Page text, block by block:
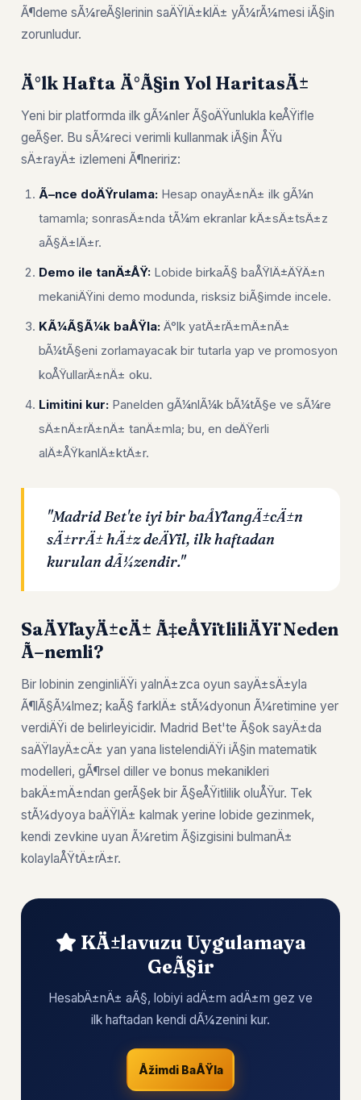
Ã¶deme sÃ¼reÃ§lerinin saÄŸlÄ±klÄ± yÃ¼rÃ¼mesi iÃ§in
zorunludur.
Ä°lk Hafta Ä°Ã§in Yol HaritasÄ±
Yeni bir platformda ilk gÃ¼nler Ã§oÄŸunlukla keÅŸifle
geÃ§er. Bu sÃ¼reci verimli kullanmak iÃ§in ÅŸu
sÄ±rayÄ± izlemeni Ã¶neririz:
Ã–nce doÄŸrulama: Hesap onayÄ±nÄ± ilk gÃ¼n
tamamla; sonrasÄ±nda tÃ¼m ekranlar kÄ±sÄ±tsÄ±z
aÃ§Ä±lÄ±r.
Demo ile tanÄ±ÅŸ: Lobide birkaÃ§ baÅŸlÄ±ÄŸÄ±n
mekaniÄŸini demo modunda, risksiz biÃ§imde incele.
KÃ¼Ã§Ã¼k baÅŸla: Ä°lk yatÄ±rÄ±mÄ±nÄ±
bÃ¼tÃ§eni zorlamayacak bir tutarla yap ve promosyon
koÅŸullarÄ±nÄ± oku.
Limitini kur: Panelden gÃ¼nlÃ¼k bÃ¼tÃ§e ve sÃ¼re
sÄ±nÄ±rÄ±nÄ± tanÄ±mla; bu, en deÄŸerli
alÄ±ÅŸkanlÄ±ktÄ±r.
"Madrid Bet'te iyi bir baÅŸlangÄ±cÄ±n
sÄ±rrÄ± hÄ±z deÄŸil, ilk haftadan
kurulan dÃ¼zendir."
SaÄŸlayÄ±cÄ± Ã‡eÅŸitliliÄŸi Neden
Ã–nemli?
Bir lobinin zenginliÄŸi yalnÄ±zca oyun sayÄ±sÄ±yla
Ã¶lÃ§Ã¼lmez; kaÃ§ farklÄ± stÃ¼dyonun Ã¼retimine yer
verdiÄŸi de belirleyicidir. Madrid Bet'te Ã§ok sayÄ±da
saÄŸlayÄ±cÄ± yan yana listelendiÄŸi iÃ§in matematik
modelleri, gÃ¶rsel diller ve bonus mekanikleri
bakÄ±mÄ±ndan gerÃ§ek bir Ã§eÅŸitlilik oluÅŸur. Tek
stÃ¼dyoya baÄŸlÄ± kalmak yerine lobide gezinmek,
kendi zevkine uyan Ã¼retim Ã§izgisini bulmanÄ±
kolaylaÅŸtÄ±rÄ±r.
KÄ±lavuzu Uygulamaya
GeÃ§ir
HesabÄ±nÄ± aÃ§, lobiyi adÄ±m adÄ±m gez ve
ilk haftadan kendi dÃ¼zenini kur.
Åžimdi BaÅŸla